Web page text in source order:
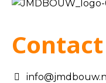
Contact
info@jmdbouw.nl